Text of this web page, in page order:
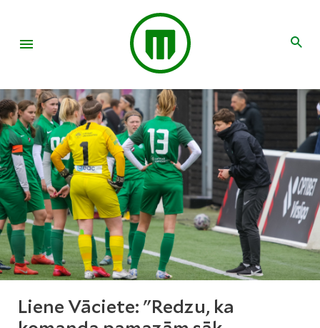
Liene Vāciete: "Redzu, ka